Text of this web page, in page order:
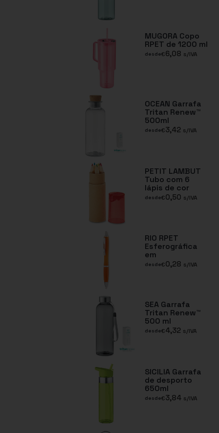
MUGORA Copo
RPET de 1200 ml
desde€6,08 s/IVA
OCEAN Garrafa
Tritan Renew™
500ml
desde€3,42 s/IVA
PETIT LAMBUT
Tubo com 6
lápis de cor
desde€0,50 s/IVA
RIO RPET
Esferográfica
em
desde€0,28 s/IVA
SEA Garrafa
Tritan Renew™
500 ml
desde€4,32 s/IVA
SICILIA Garrafa
de desporto
650ml
desde€3,84 s/IVA